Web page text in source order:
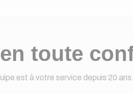
toute
est à votre service depuis 20 ans.